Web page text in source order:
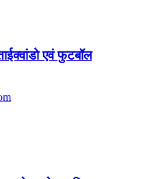
एवं फुटबॉल